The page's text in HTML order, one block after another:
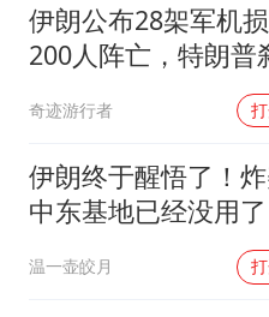
全民
乐享
伊朗公布28架军机
200人阵亡，特朗普
奇迹游行者
伊朗终于醒悟了！
中东基地已经没用了
温一壶皎月